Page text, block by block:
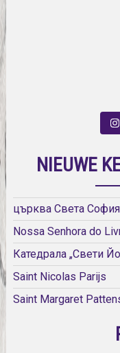
NIEUWE
църква Света София
Nossa Senhora do
Катедрала „Свети
Saint Nicolas Parijs
Saint Margaret